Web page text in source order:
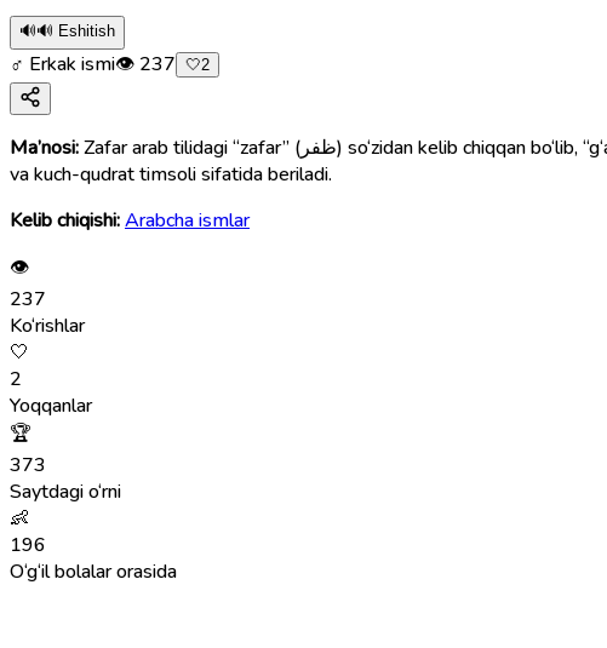
🔊🔊 Eshitish
♂ Erkak ismi👁 237 🤍2
Ma’nosi:Zafar arab tilidagi “zafar” (ظفر) so‘zidan kelib chiqqan bo‘lib, “g‘alaba”, “yutuq”, “zafarga erishish” degan ma’nolarni anglatadi. Shu boisdan Zafar ismi o‘g‘il bolalarga g‘oliblik, muvaffaqiyat
va kuch-qudrat timsoli sifatida beriladi.
Kelib chiqishi:Arabcha ismlar
👁
237
Ko‘rishlar
🤍
2
Yoqqanlar
🏆
373
Saytdagi o‘rni
👶
196
O‘g‘il bolalar orasida